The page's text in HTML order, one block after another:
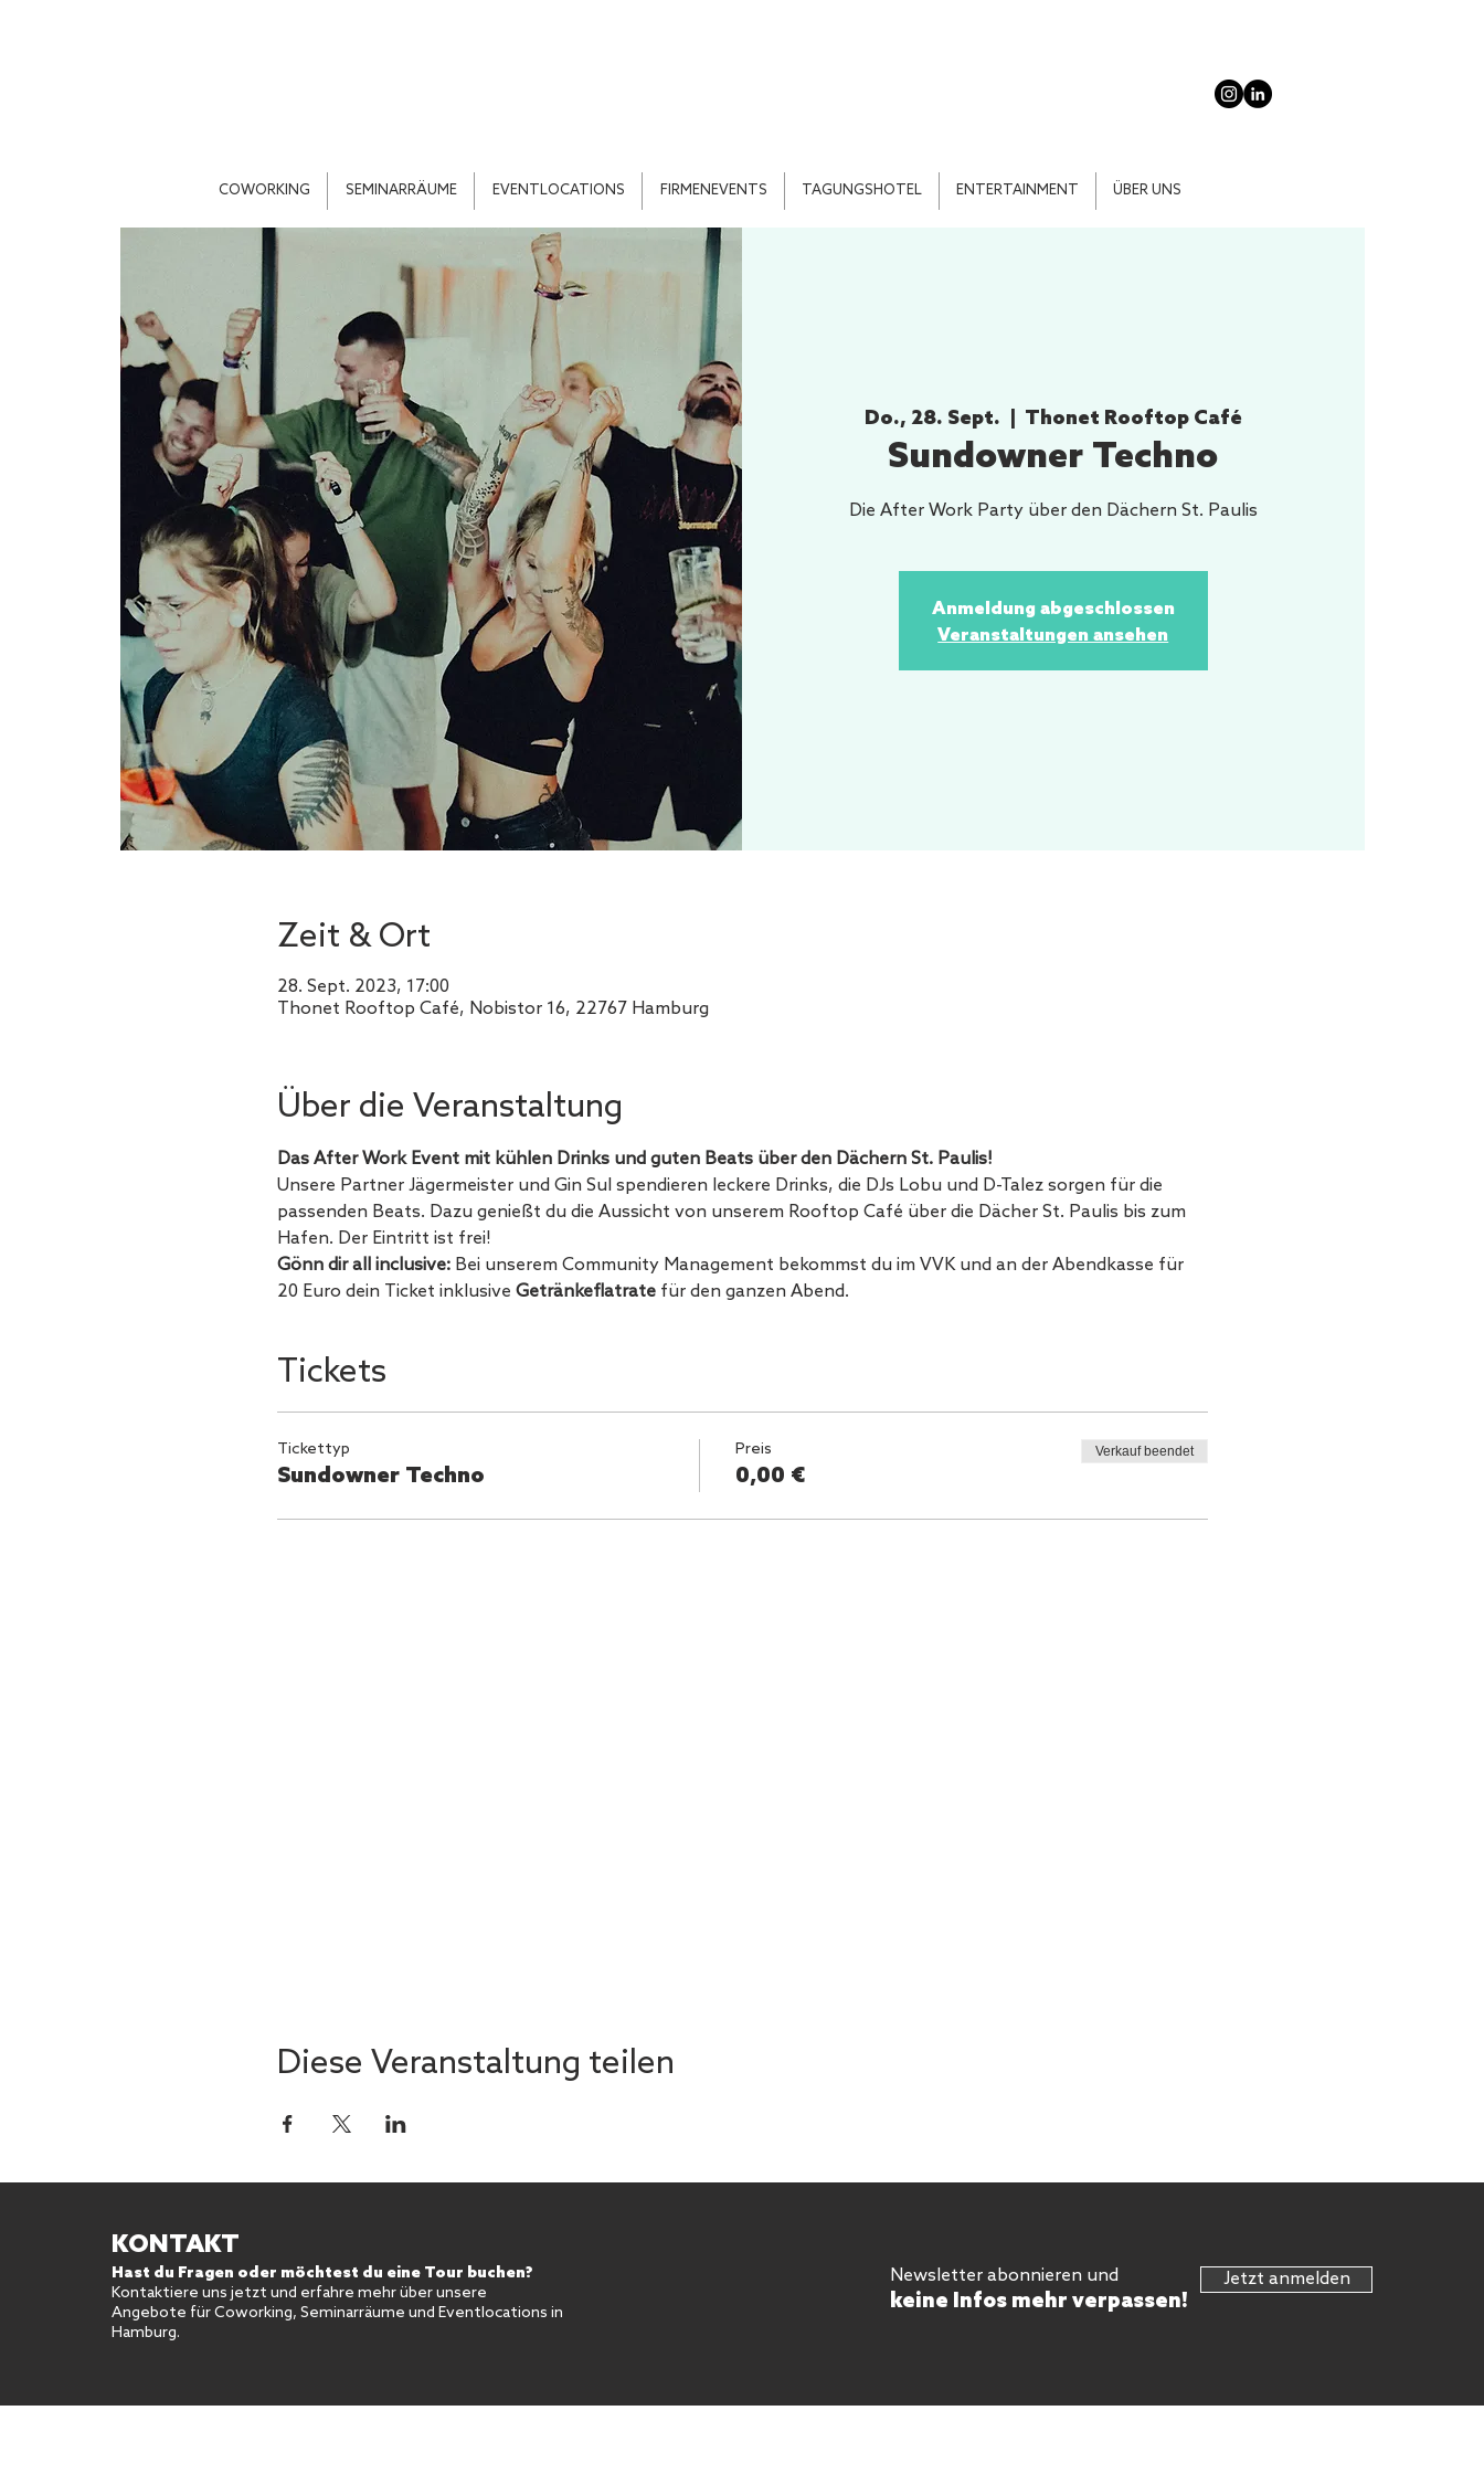
COWORKING SEMINARRÄUME EVENTLOCATIONS FIRMENEVENTS TAGUNGSHOTEL ENTERTAINMENT ÜBER UNS
Do., 28. Sept. Thonet Rooftop Café
Sundowner Techno
Die After Work Party über den Dächern St. Paulis
Anmeldung abgeschlossen
Veranstaltungen ansehen
Zeit & Ort
28. Sept. 2023, 17:00
Thonet Rooftop Café, Nobistor 16, 22767 Hamburg
Über die Veranstaltung
Das After Work Event mit kühlen Drinks und guten Beats über den Dächern St. Paulis!
Unsere Partner Jägermeister und Gin Sul spendieren leckere Drinks, die DJs Lobu und D-Talez sorgen für die
passenden Beats. Dazu genießt du die Aussicht von unserem Rooftop Café über die Dächer St. Paulis bis zum
Hafen. Der Eintritt ist frei!
Gönn dir all inclusive: Bei unserem Community Management bekommst du im VVK und an der Abendkasse für
20 Euro dein Ticket inklusive Getränkeflatrate für den ganzen Abend.
Tickets
Tickettyp
Sundowner Techno
Preis
0,00 €
Verkauf beendet
Diese Veranstaltung teilen
KONTAKT
Hast du Fragen oder möchtest du eine Tour buchen?
Kontaktiere uns jetzt und erfahre mehr über unsere
Angebote für Coworking, Seminarräume und Eventlocations in
Hamburg.
Newsletter abonnieren und
keine Infos mehr verpassen!
Jetzt anmelden